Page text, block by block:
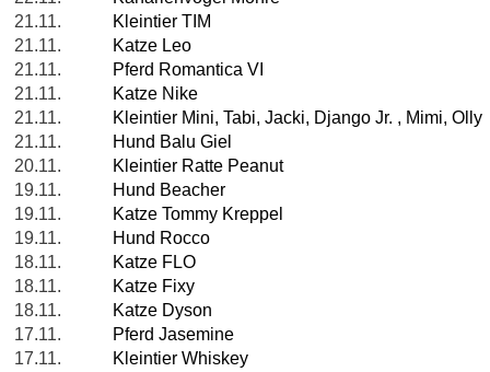
21.11.
Kleintier TIM
21.11.
Katze Leo
21.11.
Pferd Romantica VI
21.11.
Katze Nike
21.11.
Kleintier Mini, Tabi, Jacki, Django Jr. , Mimi, Olly
21.11.
Hund Balu Giel
20.11.
Kleintier Ratte Peanut
19.11.
Hund Beacher
19.11.
Katze Tommy Kreppel
19.11.
Hund Rocco
18.11.
Katze FLO
18.11.
Katze Fixy
18.11.
Katze Dyson
17.11.
Pferd Jasemine
17.11.
Kleintier Whiskey